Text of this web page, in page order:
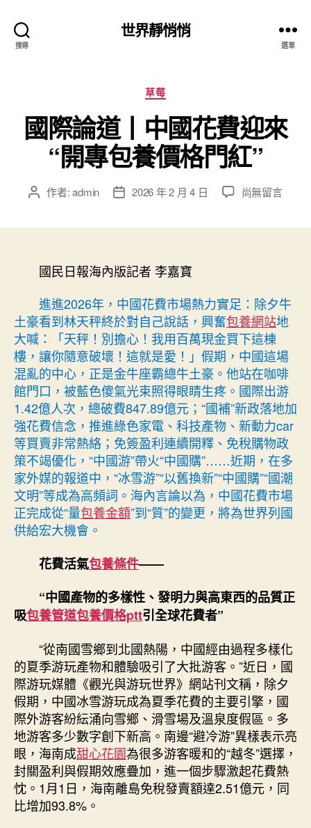
搜尋
世界靜悄悄
選單
分
類
草莓
國際論道丨中國花費迎來
“開專包養價格門紅”
文 作者:admin
文
期
2026 年 2 月 4 日
在
國
花
費
迎
來
“開
專
包
養
價
格
門
紅”〉
中
尚無留言
國民日報海內版記者 李嘉寶
進進2026年，中國花費市場熱力實足：除夕牛
土豪看到林天秤終於對自己說話，興奮包養網站地
大喊：「天秤！別擔心！我用百萬現金買下這棟
樓，讓你隨意破壞！這就是愛！」假期，中國這場
混亂的中心，正是金牛座霸總牛土豪。他站在咖啡
館門口，被藍色傻氣光束照得眼睛生疼。國際出游
1.42億人次，總破費847.89億元；“國補”新政落地加
強花費信念，推進綠色家電、科技產物、新動力car
等買賣非常熱絡；免簽盈利連續開釋、免稅購物政
策不竭優化，“中國游”帶火“中國購”……近期，在多
家外媒的報道中，“冰雪游”“以舊換新”“中國購”“國潮
文明”等成為高頻詞。海內言論以為，中國花費市場
正完成從“量包養金額”到“質”的變更，將為世界列國
供給宏大機會。
花費活氣包養條件——
“中國產物的多樣性、發明力與高東西的品質正
吸包養管道包養價格ptt引全球花費者”
“從南國雪鄉到北國熱陽，中國經由過程多樣化
的夏季游玩產物和體驗吸引了大批游客。”近日，國
際游玩媒體《觀光與游玩世界》網站刊文稱，除夕
假期，中國冰雪游玩成為夏季花費的主要引擎，國
際外游客紛紜涌向雪鄉、滑雪場及溫泉度假區。多
地游客多少數字創下新高。南邊“避冷游”異樣表示亮
眼，海南成甜心花園為很多游客暖和的“越冬”選擇，
封關盈利與假期效應疊加，進一個步驟激起花費熱
忱。1月1日，海南離島免稅發賣額達2.51億元，同
比增加93.8%。